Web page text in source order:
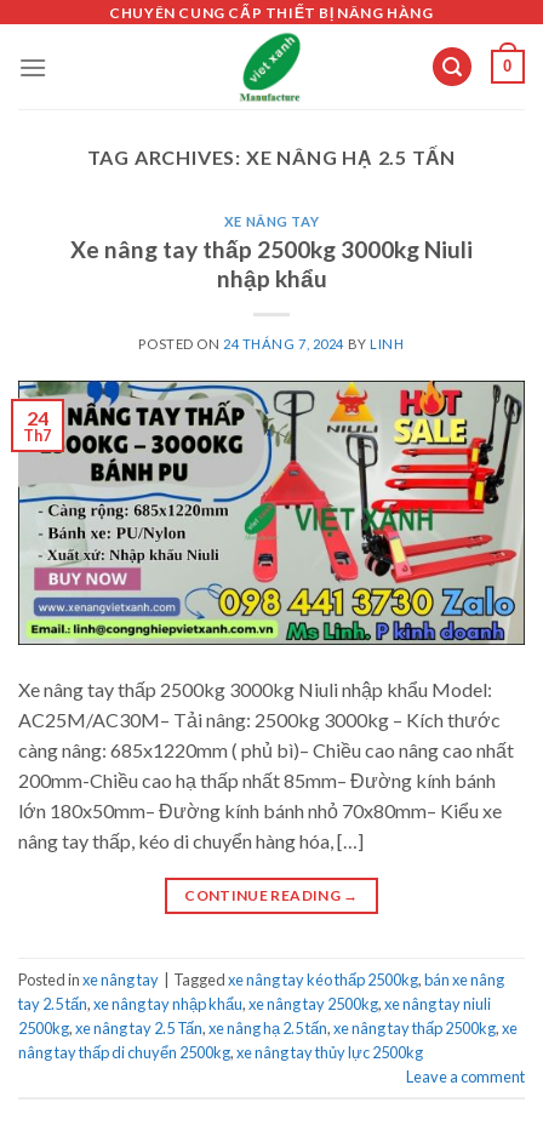
content
CHUYÊN CUNG CẤP THIẾT BỊ NÂNG HÀNG
0
TAG ARCHIVES: XE NÂNG HẠ 2.5 TẤN
XE NÂNG TAY
Xe nâng tay thấp 2500kg 3000kg Niuli
nhập khẩu
POSTED ON 24 THÁNG 7, 2024 BYLINH
24
Th7
Xe nâng tay thấp 2500kg 3000kg Niuli nhập khẩu Model:
AC25M/AC30M– Tải nâng: 2500kg 3000kg – Kích thước
càng nâng: 685x1220mm ( phủ bì)– Chiều cao nâng cao nhất
200mm-Chiều cao hạ thấp nhất 85mm– Đường kính bánh
lớn 180x50mm– Đường kính bánh nhỏ 70x80mm– Kiểu xe
nâng tay thấp, kéo di chuyển hàng hóa, […]
CONTINUE READING →
Posted inxe nâng tay Taggedxe nâng tay kéo thấp 2500kg,bán xe nâng
tay 2.5 tấn,xe nâng tay nhập khẩu,xe nâng tay 2500kg,xe nâng tay niuli
2500kg,xe nâng tay 2.5 Tấn,xe nâng hạ 2.5 tấn,xe nâng tay thấp 2500kg,xe
nâng tay thấp di chuyển 2500kg,xe nâng tay thủy lực 2500kg
Leave a comment